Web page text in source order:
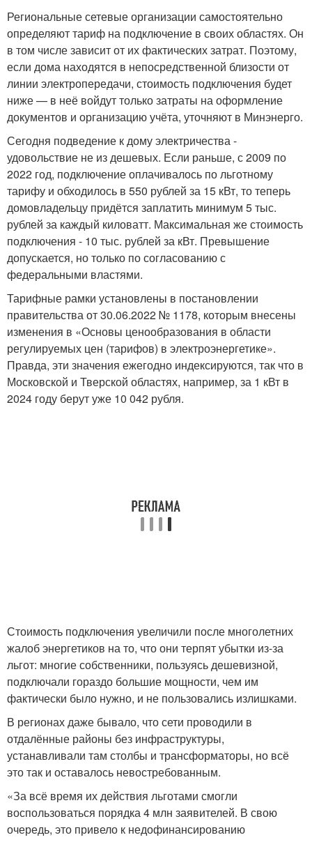
Региональные сетевые организации самостоятельно
определяют тариф на подключение в своих областях. Он
в том числе зависит от их фактических затрат. Поэтому,
если дома находятся в непосредственной близости от
линии электропередачи, стоимость подключения будет
ниже — в неё войдут только затраты на оформление
документов и организацию учёта, уточняют в Минэнерго.
Сегодня подведение к дому электричества -
удовольствие не из дешевых. Если раньше, с 2009 по
2022 год, подключение оплачивалось по льготному
тарифу и обходилось в 550 рублей за 15 кВт, то теперь
домовладельцу придётся заплатить минимум 5 тыс.
рублей за каждый киловатт. Максимальная же стоимость
подключения - 10 тыс. рублей за кВт. Превышение
допускается, но только по согласованию с
федеральными властями.
Тарифные рамки установлены в постановлении
правительства от 30.06.2022 № 1178, которым внесены
изменения в «Основы ценообразования в области
регулируемых цен (тарифов) в электроэнергетике».
Правда, эти значения ежегодно индексируются, так что в
Московской и Тверской областях, например, за 1 кВт в
2024 году берут уже 10 042 рубля.
Стоимость подключения увеличили после многолетних
жалоб энергетиков на то, что они терпят убытки из-за
льгот: многие собственники, пользуясь дешевизной,
подключали гораздо большие мощности, чем им
фактически было нужно, и не пользовались излишками.
В регионах даже бывало, что сети проводили в
отдалённые районы без инфраструктуры,
устанавливали там столбы и трансформаторы, но всё
это так и оставалось невостребованным.
«За всё время их действия льготами смогли
воспользоваться порядка 4 млн заявителей. В свою
очередь, это привело к недофинансированию